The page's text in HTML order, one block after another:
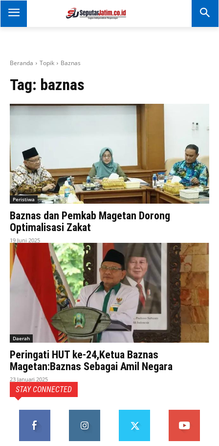
SEPUTAR JATIM
Portal Informasi Dan
Beranda Topik Baznas
Tag: baznas
Peristiwa
Baznas dan Pemkab Magetan Dorong
Optimalisasi Zakat
19 Juni 2025
Daerah
Peringati HUT ke-24,Ketua Baznas
Magetan:Baznas Sebagai Amil Negara
23 Januari 2025
STAY CONNECTED